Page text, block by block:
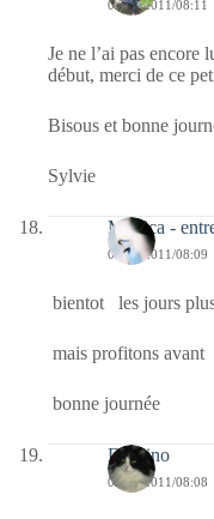
02/09/2011/08:11
Je ne l’ai pas encore
début, merci de ce
Bisous et bonne
Sylvie
Monica -
02/09/2011/08:09
bientot les jours
mais profitons avant
bonne journée
Domino
02/09/2011/08:08